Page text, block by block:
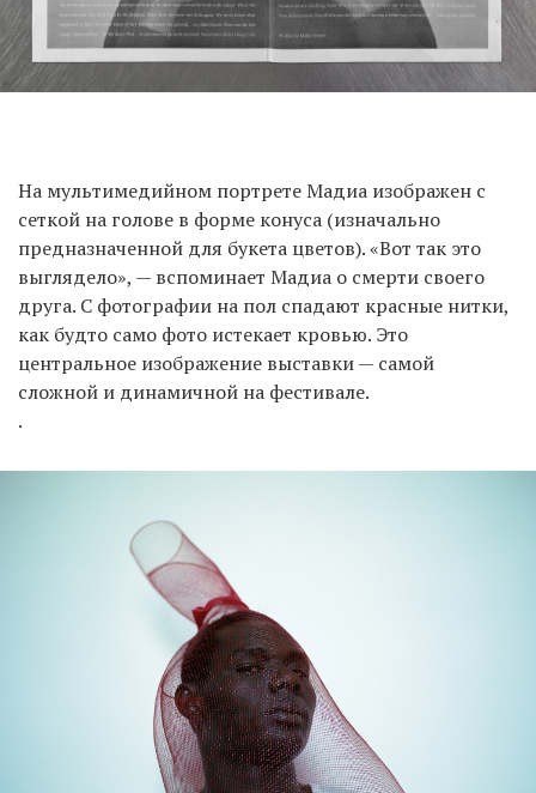
На мультимедийном портрете Мадиа изображен с
сеткой на голове в форме конуса (изначально
предназначенной для букета цветов). «Вот так это
выглядело», — вспоминает Мадиа о смерти своего
друга. С фотографии на пол спадают красные нитки,
как будто само фото истекает кровью. Это
центральное изображение выставки — самой
сложной и динамичной на фестивале.
.